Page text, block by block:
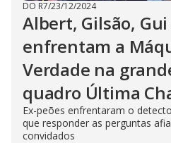
DO R7/23/12/2024
Albert, Gilsão, Gui
enfrentam a
Verdade na
quadro Última
Ex-peões enfrentaram o
que responder as perguntas
convidados